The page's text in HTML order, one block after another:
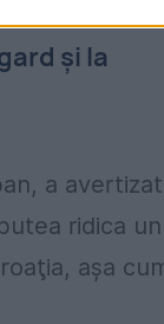
și la
a
ridica un
aşa